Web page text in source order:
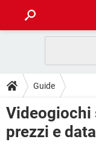
INTRATTENIMENTO
iOS
INSTAGRAM
GUIDE
COVID-19
INTRATTENIMENTO
DOWNLOAD
COVID-19
FORUM
Guide
Videogiochi
prezzi e